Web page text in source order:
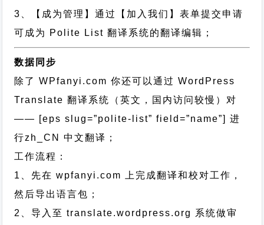
3、【成为管理】通过【加入我们】表单提交申请
可成为 Polite List 翻译系统的翻译编辑；
数据同步
除了 WPfanyi.com 你还可以通过WordPress
Translate 翻译系统（英文，国内访问较慢）对
—— [eps slug=”polite-list” field=”name”]进
行zh_CN
中文翻译；
工作流程：
1、先在 wpfanyi.com 上完成翻译和校对工作，
然后导出语言包；
2、导入至 translate.wordpress.org 系统做审